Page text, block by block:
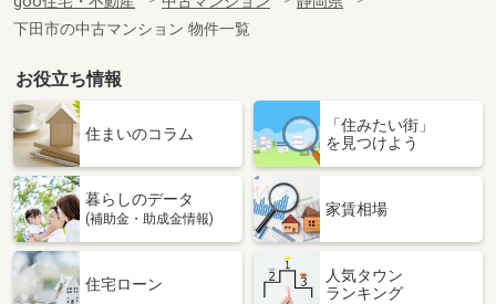
下田市の中古マンション 物件一覧
お役立ち情報
住まいのコラム
「住みたい街」
を見つけよう
暮らしのデータ
(補助金・助成金情報)
家賃相場
住宅ローン
人気タウン
ランキング